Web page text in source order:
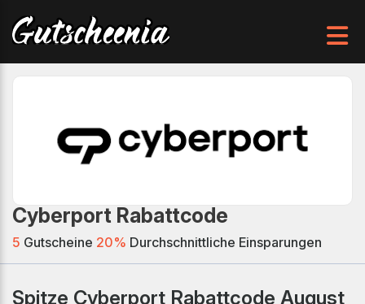
Cyberport Rabattcode
5 Gutscheine 20% Durchschnittliche Einsparungen
Spitze Cyberport Rabattcode August